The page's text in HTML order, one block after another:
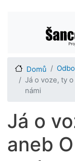
Main
Domů
Já o voze, ty
námi
Já o
aneb O